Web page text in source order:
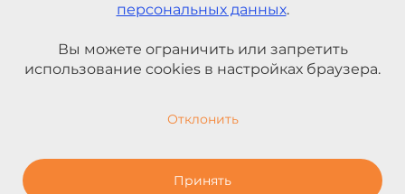
персональных данных.
Вы можете ограничить или запретить
использование cookies в настройках браузера.
Отклонить
Принять